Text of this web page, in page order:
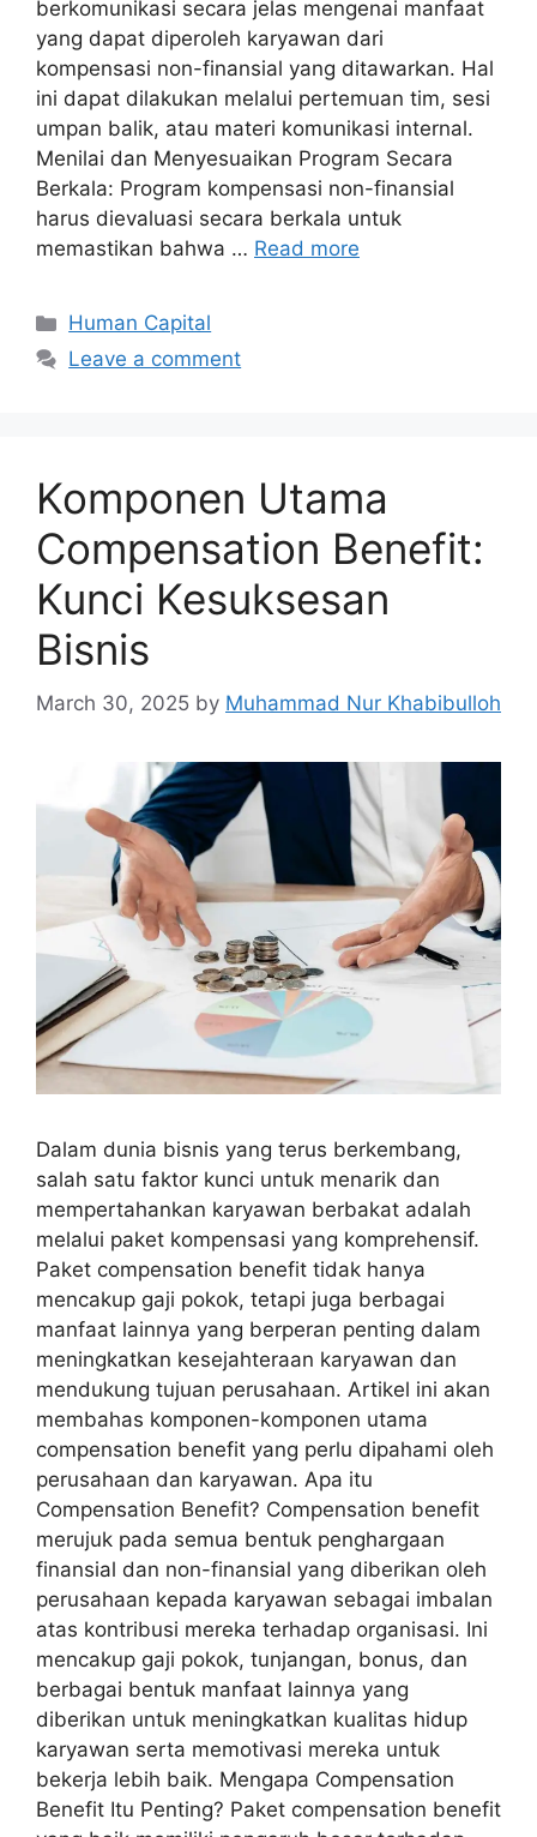
berkomunikasi secara jelas mengenai manfaat
yang dapat diperoleh karyawan dari
kompensasi non-finansial yang ditawarkan. Hal
ini dapat dilakukan melalui pertemuan tim, sesi
umpan balik, atau materi komunikasi internal.
Menilai dan Menyesuaikan Program Secara
Berkala: Program kompensasi non-finansial
harus dievaluasi secara berkala untuk
memastikan bahwa … Read more
Human Capital
Leave a comment
Komponen Utama
Compensation Benefit:
Kunci Kesuksesan
Bisnis
March 30, 2025 by Muhammad Nur Khabibulloh
Dalam dunia bisnis yang terus berkembang,
salah satu faktor kunci untuk menarik dan
mempertahankan karyawan berbakat adalah
melalui paket kompensasi yang komprehensif.
Paket compensation benefit tidak hanya
mencakup gaji pokok, tetapi juga berbagai
manfaat lainnya yang berperan penting dalam
meningkatkan kesejahteraan karyawan dan
mendukung tujuan perusahaan. Artikel ini akan
membahas komponen-komponen utama
compensation benefit yang perlu dipahami oleh
perusahaan dan karyawan. Apa itu
Compensation Benefit? Compensation benefit
merujuk pada semua bentuk penghargaan
finansial dan non-finansial yang diberikan oleh
perusahaan kepada karyawan sebagai imbalan
atas kontribusi mereka terhadap organisasi. Ini
mencakup gaji pokok, tunjangan, bonus, dan
berbagai bentuk manfaat lainnya yang
diberikan untuk meningkatkan kualitas hidup
karyawan serta memotivasi mereka untuk
bekerja lebih baik. Mengapa Compensation
Benefit Itu Penting? Paket compensation benefit